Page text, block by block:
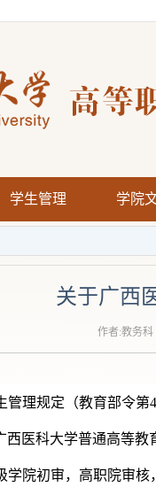
学生管理 学院
关于广西
作者:教务
管理规定（教育部令
西医科大学普通高等
院初审，高职院审